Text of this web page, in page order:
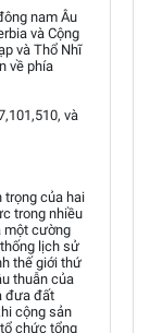
nam Âu
và Cộng
và Thổ Nhĩ
về phía
và
trọng của hai
trong nhiều
một cường
lịch sử
thế giới thứ
thuẫn của
đưa đất
cộng sản
chức tổng